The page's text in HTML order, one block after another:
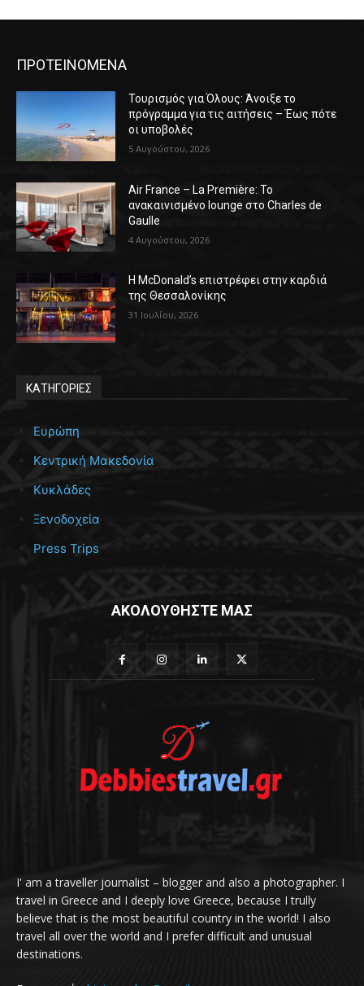
ΠΡΟΤΕΙΝΟΜΕΝΑ
Τουρισμός για Όλους: Άνοιξε το
πρόγραμμα για τις αιτήσεις – Έως πότε
οι υποβολές
5 Αυγούστου, 2026
Air France – La Première: Το
ανακαινισμένο lounge στο Charles de
Gaulle
4 Αυγούστου, 2026
Η McDonald’s επιστρέφει στην καρδιά
της Θεσσαλονίκης
31 Ιουλίου, 2026
ΚΑΤΗΓΟΡΙΕΣ
Ευρώπη
Κεντρική Μακεδονία
Κυκλάδες
Ξενοδοχεία
Press Trips
ΑΚΟΛΟΥΘΗΣΤΕ ΜΑΣ
I' am a traveller journalist – blogger and also a photographer. I
travel in Greece and I deeply love Greece, because I trully
believe that is the most beautiful country in the world! I also
travel all over the world and I prefer difficult and unusual
destinations.